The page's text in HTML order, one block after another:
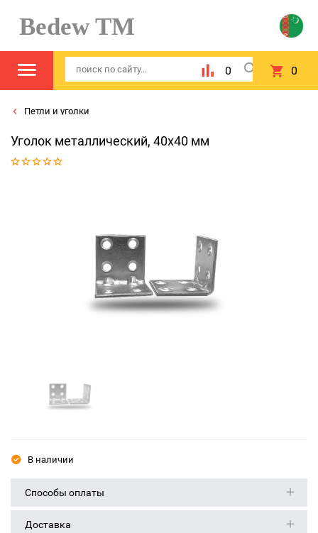
Bedew TM
0 0
Петли и уголки
Уголок металлический, 40х40 мм
В наличии
Способы оплаты
Доставка